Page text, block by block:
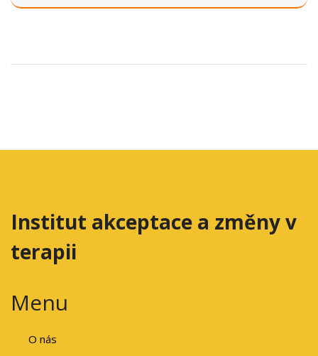
Je účinná, ale vyžaduje specializované terapeuty a
Institut akceptace a změny v
terapii
Menu
O nás